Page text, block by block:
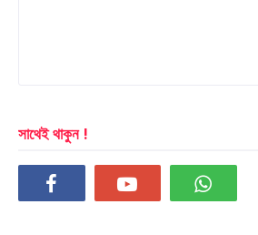
সাথেই থাকুন !